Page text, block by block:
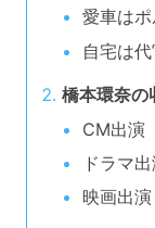
愛車は
自宅は代
橋本環奈の
CM出演
ドラマ
映画出演